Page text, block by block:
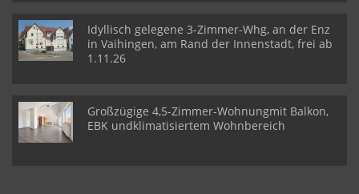
Idyllisch gelegene 3-Zimmer-Whg, an der Enz
in Vaihingen, am Rand der Innenstadt, frei ab
1.11.26
Großzügige 4,5-Zimmer-Wohnungmit Balkon,
EBK undklimatisiertem Wohnbereich